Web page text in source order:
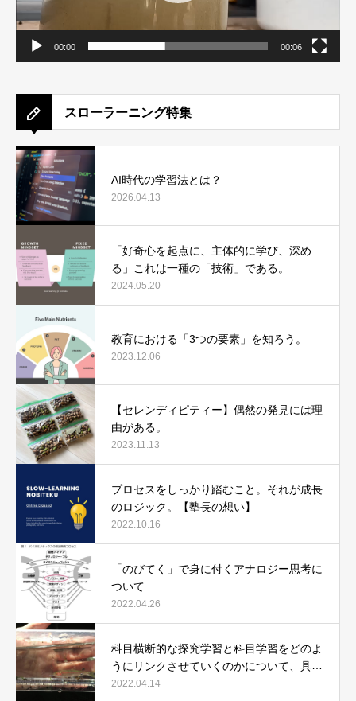
00:00 00:06
スローラーニング特集
AI時代の学習法とは？
2026.04.13
「好奇心を起点に、主体的に学び、深め
る」これは一種の「技術」である。
2024.05.20
教育における「3つの要素」を知ろう。
2023.12.06
【セレンディピティー】偶然の発見には理
由がある。
2023.11.13
プロセスをしっかり踏むこと。それが成長
のロジック。【塾長の想い】
2022.10.16
「のびてく」で身に付くアナロジー思考に
ついて
2022.04.26
科目横断的な探究学習と科目学習をどのよ
うにリンクさせていくのかについて、具体
例で説明します。
2022.04.14